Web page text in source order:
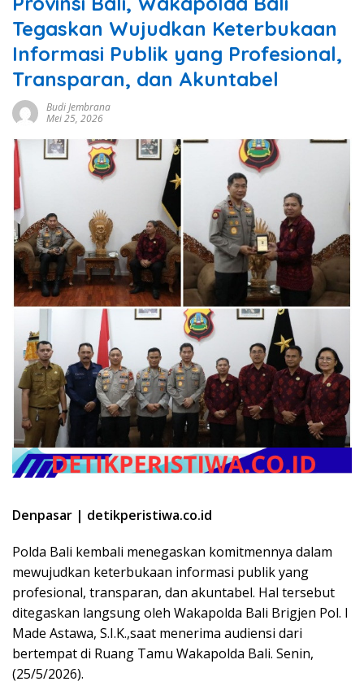
Tegaskan Wujudkan Keterbukaan
Informasi Publik yang Profesional,
Transparan, dan Akuntabel
Budi Jembrana
Mei 25, 2026
Denpasar | detikperistiwa.co.id
Polda Bali kembali menegaskan komitmennya dalam
mewujudkan keterbukaan informasi publik yang
profesional, transparan, dan akuntabel. Hal tersebut
ditegaskan langsung oleh Wakapolda Bali Brigjen Pol. I
Made Astawa, S.I.K.,saat menerima audiensi dari
bertempat di Ruang Tamu Wakapolda Bali. Senin,
(25/5/2026).